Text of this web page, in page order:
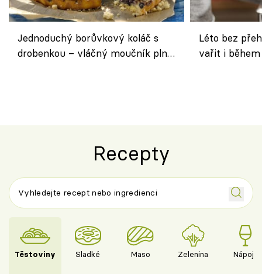
Jednoduchý borůvkový koláč s
drobenkou – vláčný moučník plný
Léto bez
vařit i
Recepty
Těstoviny Sladké Maso Zelenina Nápoje